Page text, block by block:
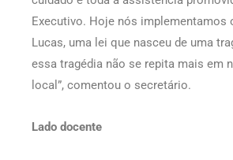
Executivo. Hoje nós implementamos
Lucas, uma lei que nasceu de uma
essa tragédia não se repita mais em
local”, comentou o secretário.
Lado docente